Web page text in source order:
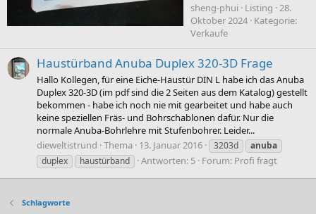
sheng-phui Listing 28.
Oktober 2024 Kategorie:
Verkaufe
Haustürband Anuba Duplex 320-3D Frage
Hallo Kollegen, für eine Eiche-Haustür DIN L habe ich das Anuba
Duplex 320-3D (im pdf sind die 2 Seiten aus dem Katalog) gestellt
bekommen - habe ich noch nie mit gearbeitet und habe auch
keine speziellen Fräs- und Bohrschablonen dafür. Nur die
normale Anuba-Bohrlehre mit Stufenbohrer. Leider...
dieweltistrund Thema 13. Januar 2016 3203d
anuba
duplex
haustürband Antworten: 5 Forum: Profi fragt
Schlagworte